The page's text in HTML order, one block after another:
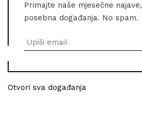
Primajte naše mjesečne
posebna događanja. No spam.
Otvori sva događanja